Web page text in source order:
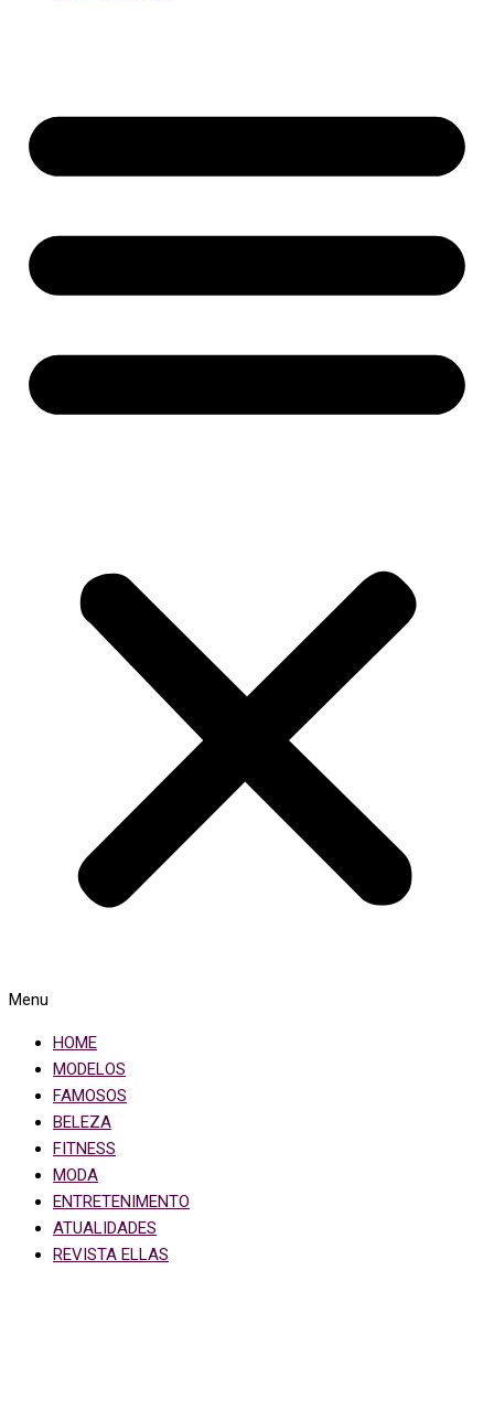
Menu
HOME
MODELOS
FAMOSOS
BELEZA
FITNESS
MODA
ENTRETENIMENTO
ATUALIDADES
REVISTA ELLAS